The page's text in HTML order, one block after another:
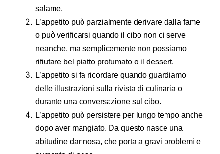
salame.
L’appetito può parzialmente derivare dalla fame
o può verificarsi quando il cibo non ci serve
neanche, ma semplicemente non possiamo
rifiutare bel piatto profumato o il dessert.
L’appetito si fa ricordare quando guardiamo
delle illustrazioni sulla rivista di culinaria o
durante una conversazione sul cibo.
L’appetito può persistere per lungo tempo anche
dopo aver mangiato. Da questo nasce una
abitudine dannosa, che porta a gravi problemi e